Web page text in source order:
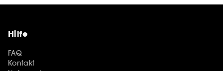
Hilfe
FAQ
Kontakt